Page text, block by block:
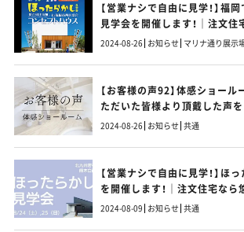
【営業ナシで自由に見学！】福
見学会を開催します！｜注文住
ム
2024-08-26 お知らせ マリナ通り展示
【お客様の声92】体感ショール
ただいた皆様より頂戴した声を
2024-08-26 お知らせ 共通
【営業ナシで自由に見学！】ほ
を開催します！｜注文住宅なら
2024-08-09 お知らせ 共通